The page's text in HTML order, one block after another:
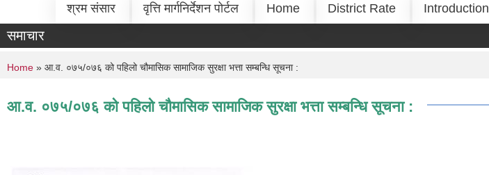
श्रम संसार वृत्ति मार्गनिर्देशन पोर्टल Home District Rate Introduction
समाचार
You are here
Home » आ.व. ०७५/०७६ को पहिलो चौमासिक सामाजिक सुरक्षा भत्ता सम्बन्धि सूचना :
आ.व. ०७५/०७६ को पहिलो चौमासिक सामाजिक सुरक्षा भत्ता सम्बन्धि सूचना :